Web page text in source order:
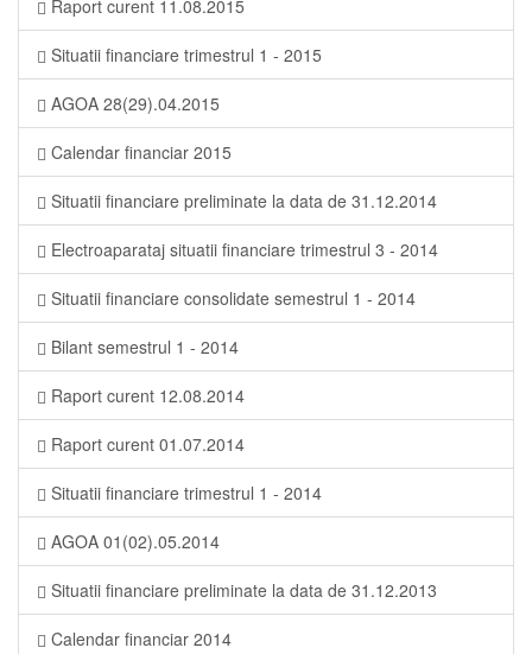
Raport curent 11.08.2015
Situatii financiare trimestrul 1 - 2015
AGOA 28(29).04.2015
Calendar financiar 2015
Situatii financiare preliminate la data de 31.12.2014
Electroaparataj situatii financiare trimestrul 3 - 2014
Situatii financiare consolidate semestrul 1 - 2014
Bilant semestrul 1 - 2014
Raport curent 12.08.2014
Raport curent 01.07.2014
Situatii financiare trimestrul 1 - 2014
AGOA 01(02).05.2014
Situatii financiare preliminate la data de 31.12.2013
Calendar financiar 2014